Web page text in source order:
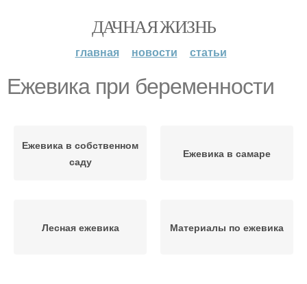
ДАЧНАЯ ЖИЗНЬ
главная новости статьи
Ежевика при беременности
Ежевика в собственном
саду
Ежевика в самаре
Лесная ежевика Материалы по ежевика